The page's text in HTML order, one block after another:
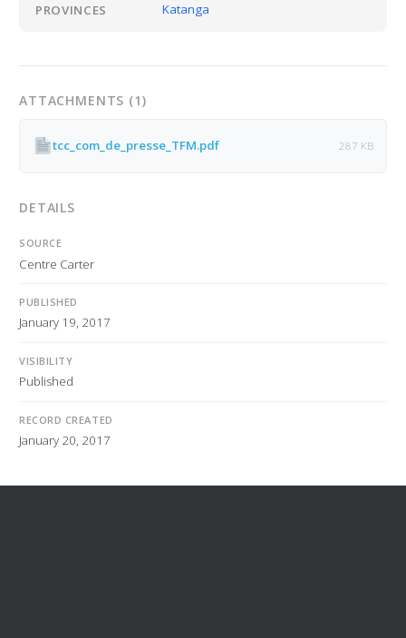
PROVINCES Katanga
ATTACHMENTS (1)
tcc_com_de_presse_TFM.pdf 287 KB
DETAILS
SOURCE
Centre Carter
PUBLISHED
January 19, 2017
VISIBILITY
Published
RECORD CREATED
January 20, 2017